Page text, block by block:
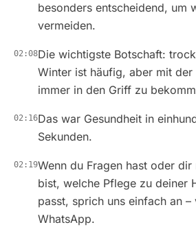
besonders entscheidend, um
vermeiden.
02:08Die wichtigste Botschaft:
Winter ist häufig, aber mit
immer in den Griff zu
02:16Das war Gesundheit in
Sekunden.
02:19Wenn du Fragen hast oder
bist, welche Pflege zu deiner
passt, sprich uns einfach an
WhatsApp.